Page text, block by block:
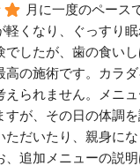
月に一度のペース
軽くなり、ぐっすり
でしたが、歯の食い
高の施術です。カラ
えられません。メニ
すが、その日の体調
ただいたり、親身に
、追加メニューの説明